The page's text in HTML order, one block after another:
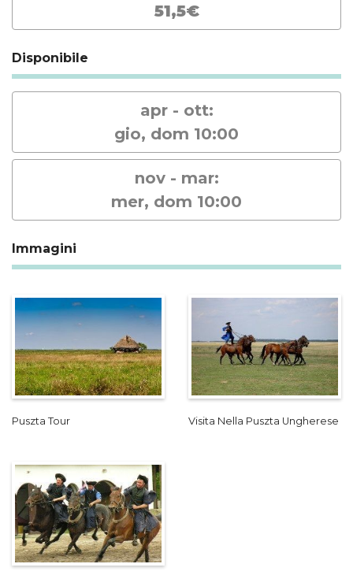
51,5€
Disponibile
apr - ott:
gio, dom 10:00
nov - mar:
mer, dom 10:00
Immagini
Puszta Tour Visita Nella Puszta Ungherese